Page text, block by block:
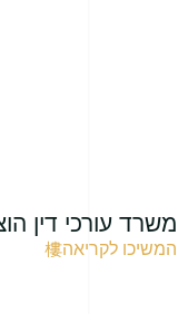
משרד עורכי דין
המשיכו לקריאה